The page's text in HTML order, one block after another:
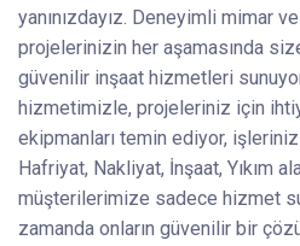
yanınızdayız. Deneyimli mimar
projelerinizin her aşamasında
güvenilir inşaat hizmetleri
hizmetimizle, projeleriniz için
ekipmanları temin ediyor,
Hafriyat, Nakliyat, İnşaat, Yıkım
müşterilerimize sadece hizmet
zamanda onların güvenilir bir